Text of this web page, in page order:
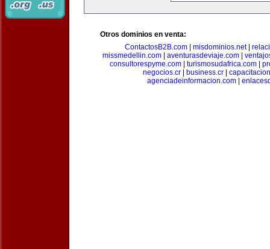
Otros dominios en venta:
ContactosB2B.com
misdominios.net|
missmedellin.com
aventurasdeviaje.com
consultorespyme.com| turismosudafrica.com|
negocios.cr| business.cr|
agenciadeinformacion.com